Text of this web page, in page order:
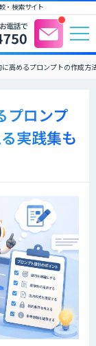
・検索サイト
高めるプロンプトの作成方
プロンプ
実践集も